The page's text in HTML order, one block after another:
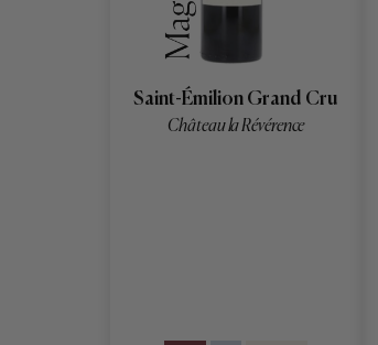
Saint-Émilion Grand Cru
Château la Révérence